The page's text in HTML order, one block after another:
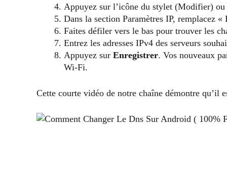
Appuyez sur l’icône du stylet (Modifier)
Dans la section Paramètres IP, remplacez
Faites défiler vers le bas pour trouver les
Entrez les adresses IPv4 des serveurs
Appuyez sur Enregistrer. Vos nouveaux
Wi-Fi.
Cette courte vidéo de notre chaîne démontre qu’il